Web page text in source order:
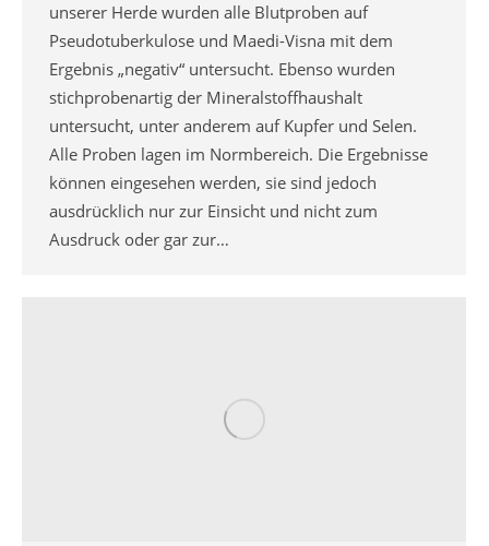
unserer Herde wurden alle Blutproben auf
Pseudotuberkulose und Maedi-Visna mit dem
Ergebnis „negativ“ untersucht. Ebenso wurden
stichprobenartig der Mineralstoffhaushalt
untersucht, unter anderem auf Kupfer und Selen.
Alle Proben lagen im Normbereich. Die Ergebnisse
können eingesehen werden, sie sind jedoch
ausdrücklich nur zur Einsicht und nicht zum
Ausdruck oder gar zur…